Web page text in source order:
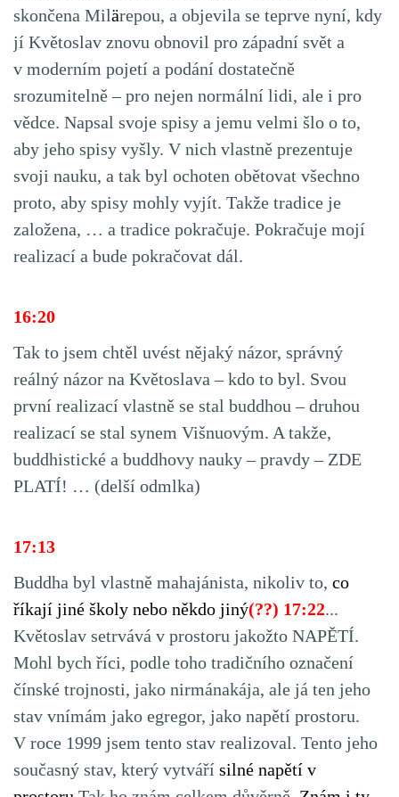
skončena Milärepou, a objevila se teprve nyní, kdy
jí Květoslav znovu obnovil pro západní svět a
v moderním pojetí a podání dostatečně
srozumitelně – pro nejen normální lidi, ale i pro
vědce. Napsal svoje spisy a jemu velmi šlo o to,
aby jeho spisy vyšly. V nich vlastně prezentuje
svoji nauku, a tak byl ochoten obětovat všechno
proto, aby spisy mohly vyjít. Takže tradice je
založena, … a tradice pokračuje. Pokračuje mojí
realizací a bude pokračovat dál.
16:20
Tak to jsem chtěl uvést nějaký názor, správný
reálný názor na Květoslava – kdo to byl. Svou
první realizací vlastně se stal buddhou – druhou
realizací se stal synem Višnuovým. A takže,
buddhistické a buddhovy nauky – pravdy – ZDE
PLATÍ! … (delší odmlka)
17:13
Buddha byl vlastně mahajánista, nikoliv to, co
říkají jiné školy nebo někdo jiný(??) 17:22...
Květoslav setrvává v prostoru jakožto NAPĚTÍ.
Mohl bych říci, podle toho tradičního označení
čínské trojnosti, jako nirmánakája, ale já ten jeho
stav vnímám jako egregor, jako napětí prostoru.
V roce 1999 jsem tento stav realizoval. Tento jeho
současný stav, který vytváří silné napětí v